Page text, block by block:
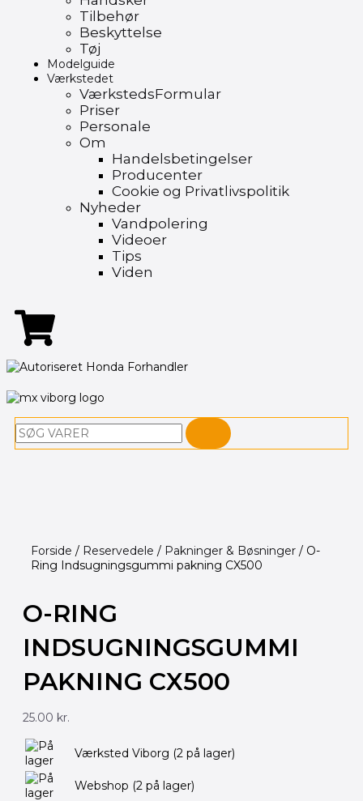
Tilbehør
Beskyttelse
Tøj
Modelguide
Værkstedet
VærkstedsFormular
Priser
Personale
Om
Handelsbetingelser
Producenter
Cookie og Privatlivspolitik
Nyheder
Vandpolering
Videoer
Tips
Viden
Søg
Forside / Reservedele / Pakninger & Bøsninger / O-
Ring Indsugningsgummi pakning CX500
O-RING
INDSUGNINGSGUMMI
PAKNING CX500
25.00 kr.
Værksted Viborg (2 på lager)
Webshop (2 på lager)
O-
Ring
Indsugningsgummi
pakning